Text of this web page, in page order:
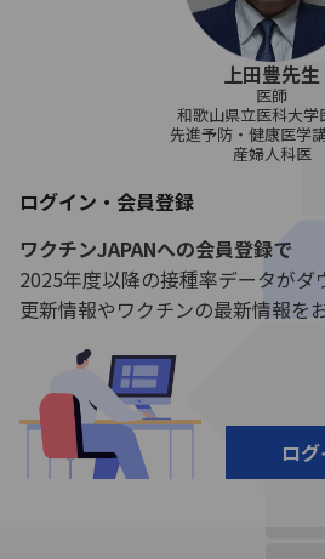
上田豊先生
医師
和歌山県立医科大学
先進予防・健康医学
産婦人科医
ログイン・会員登録
ロ
ワクチンJAPANへの会員登録で
2025年度以降の接種率データがダ
更新情報やワクチンの最新情報を